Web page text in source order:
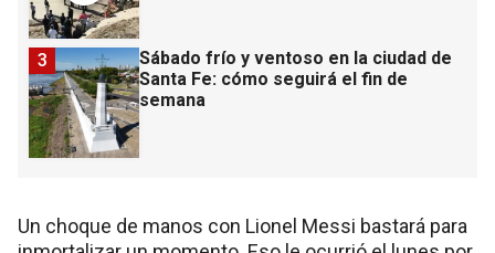
Sábado frío y ventoso en la ciudad de
Santa Fe: cómo seguirá el fin de
semana
3
Un choque de manos con Lionel Messi bastará para